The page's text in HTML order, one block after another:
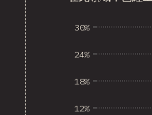
12%
18%
24%
30%